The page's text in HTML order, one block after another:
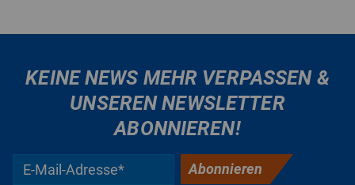
KEINE NEWS MEHR VERPASSEN &
UNSEREN NEWSLETTER
ABONNIEREN!
Abonnieren